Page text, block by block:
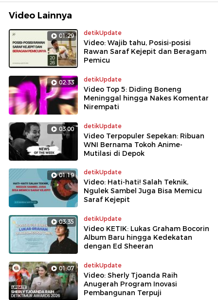
Video Lainnya
01:29 detikUpdate
Video: Wajib tahu, Posisi-posisi
Rawan Saraf Kejepit dan Beragam
Pemicu
02:33 detikUpdate
Video Top 5: Diding Boneng
Meninggal hingga Nakes Komentar
Nirempati
03:00 detikUpdate
Video Terpopuler Sepekan: Ribuan
WNI Bernama Tokoh Anime-
Mutilasi di Depok
01:19 detikUpdate
Video: Hati-hati! Salah Teknik,
Ngulek Sambel Juga Bisa Memicu
Saraf Kejepit
03:35 detikUpdate
Video KETIK: Lukas Graham Bocorin
Album Baru hingga Kedekatan
dengan Ed Sheeran
01:07 detikUpdate
Video: Sherly Tjoanda Raih
Anugerah Program Inovasi
Pembangunan Terpuji